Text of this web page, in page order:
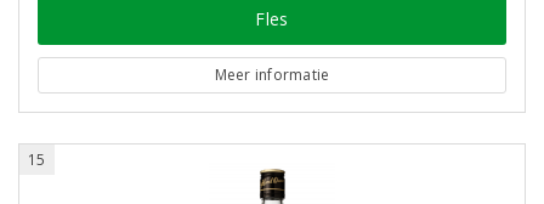
Fles
Meer informatie
15